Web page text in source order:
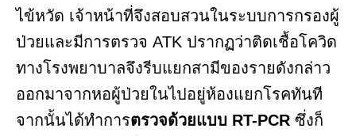
ไข้หวัด เจ้าหน้าที่จึงสอบสวนในระบบการกรองผู้
ป่วยและมีการตรวจ ATK ปรากฏว่าติดเชื้อโควิด
ทางโรงพยาบาลจึงรีบแยกสามีของรายดังกล่าว
ออกมาจากหอผู้ป่วยในไปอยู่ห้องแยกโรคทันที
จากนั้นได้ทำการตรวจด้วยแบบ RT-PCR ซึ่งก็